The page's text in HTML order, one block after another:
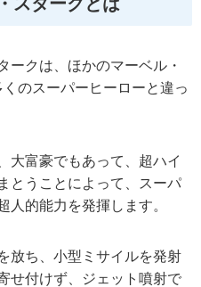
ークは、ほかのマーベル・
のスーパーヒーローと違っ
大富豪でもあって、超ハイ
とうことによって、スーパ
人的能力を発揮します。
放ち、小型ミサイルを発射
せ付けず、ジェット噴射で